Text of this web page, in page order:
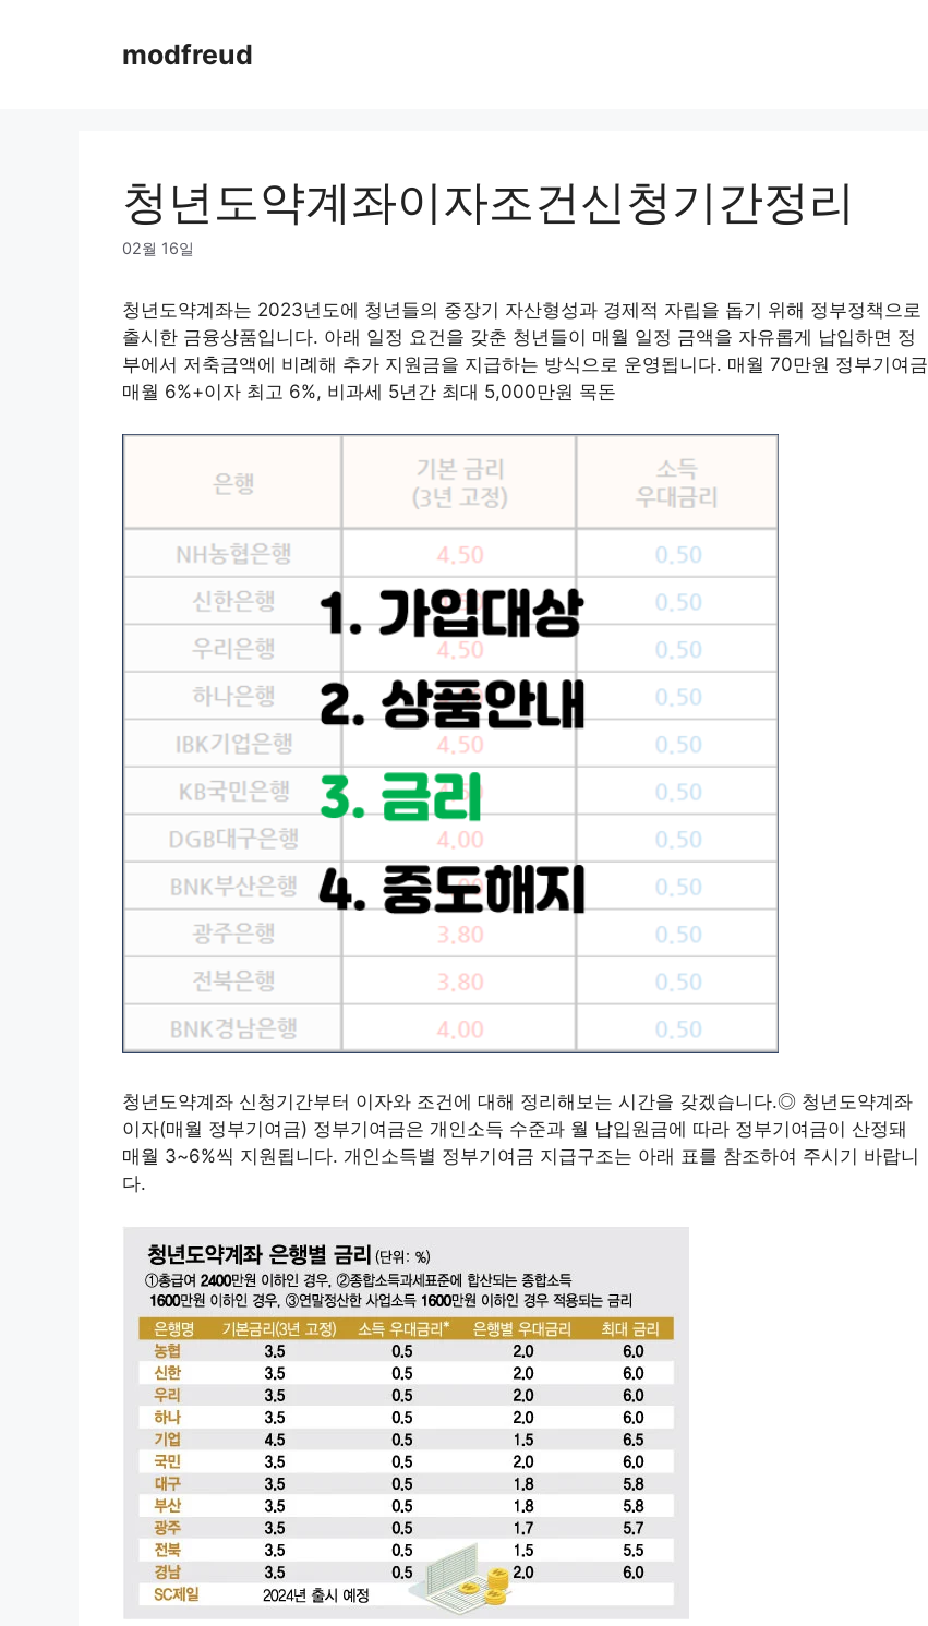
modfreud
청년도약계좌이자조건신청기간정리
02월 16일
청년도약계좌는 2023년도에 청년들의 중장기 자산형성과 경제적 자립을 돕기 위해 정부정책으로
출시한 금융상품입니다. 아래 일정 요건을 갖춘 청년들이 매월 일정 금액을 자유롭게 납입하면 정
부에서 저축금액에 비례해 추가 지원금을 지급하는 방식으로 운영됩니다. 매월 70만원 정부기여금
매월 6%+이자 최고 6%, 비과세 5년간 최대 5,000만원 목돈
청년도약계좌 신청기간부터 이자와 조건에 대해 정리해보는 시간을 갖겠습니다.◎ 청년도약계좌
이자(매월 정부기여금) 정부기여금은 개인소득 수준과 월 납입원금에 따라 정부기여금이 산정돼
매월 3~6%씩 지원됩니다. 개인소득별 정부기여금 지급구조는 아래 표를 참조하여 주시기 바랍니
다.